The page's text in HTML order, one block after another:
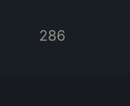
286